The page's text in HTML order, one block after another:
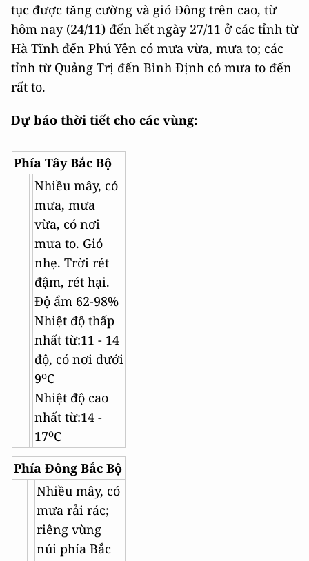
tục được tăng cường và gió Đông trên cao, từ
hôm nay (24/11) đến hết ngày 27/11 ở các tỉnh từ
Hà Tĩnh đến Phú Yên có mưa vừa, mưa to; các
tỉnh từ Quảng Trị đến Bình Định có mưa to đến
rất to.
Dự báo thời tiết cho các vùng:
Phía Tây Bắc Bộ
Nhiều mây, có
mưa, mưa
vừa, có nơi
mưa to. Gió
nhẹ. Trời rét
đậm, rét hại.
Độ ẩm 62-98%
Nhiệt độ thấp
nhất từ:11 - 14
độ, có nơi dưới
9oC
Nhiệt độ cao
nhất từ:14 -
17oC
Phía Đông Bắc Bộ
Nhiều mây, có
mưa rải rác;
riêng vùng
núi phía Bắc